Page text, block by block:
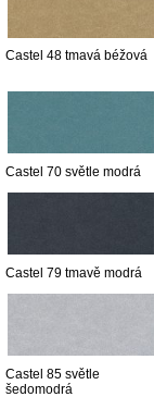
Castel 48 tmavá béžová
Castel 70 světle modrá
Castel 79 tmavě modrá
Castel 85 světle
šedomodrá